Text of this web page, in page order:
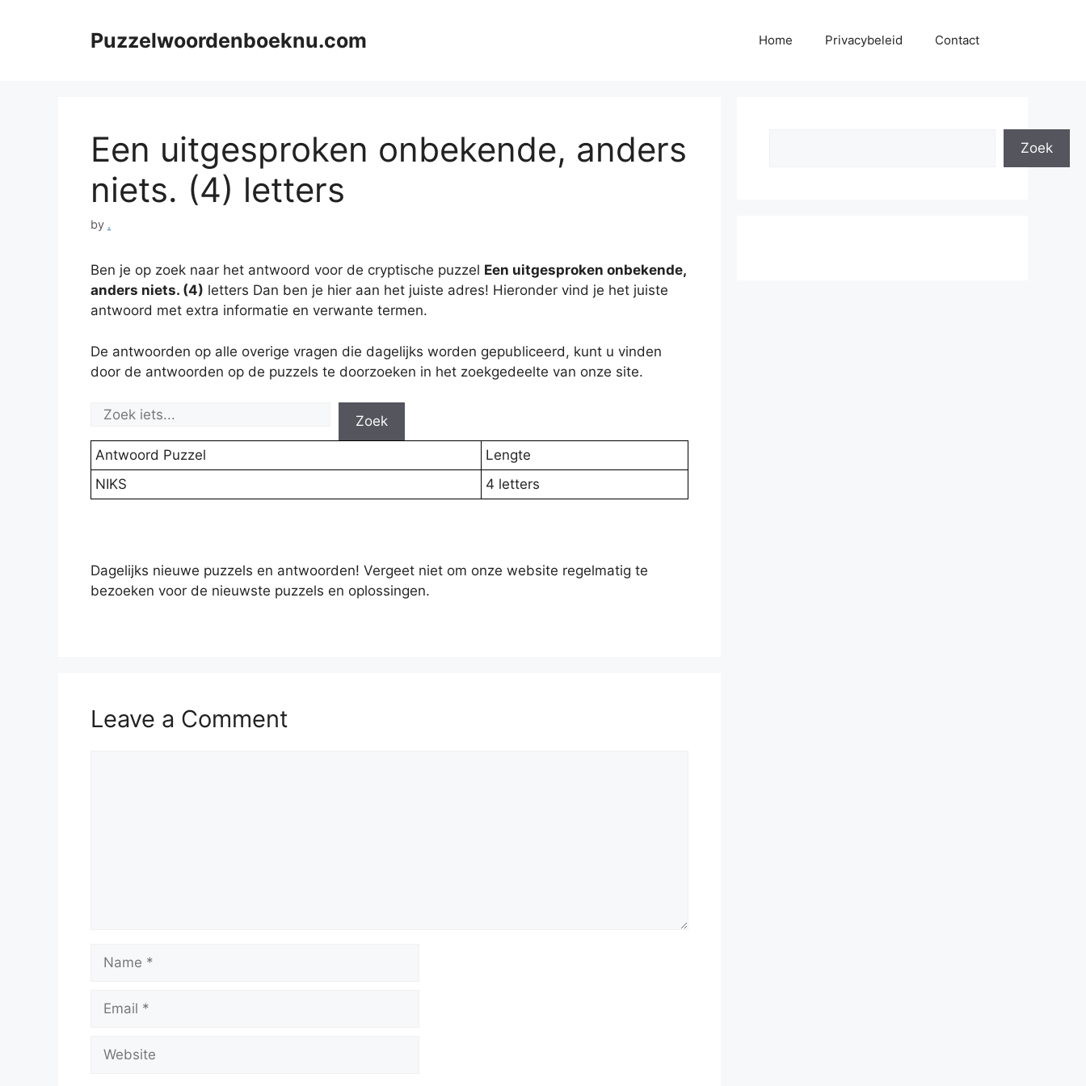
Puzzelwoordenboeknu.com Home Privacybeleid Contact
Een uitgesproken onbekende, anders
niets. (4) letters
by .
Ben je op zoek naar het antwoord voor de cryptische puzzel Een uitgesproken onbekende,
anders niets. (4) letters Dan ben je hier aan het juiste adres! Hieronder vind je het juiste
antwoord met extra informatie en verwante termen.
De antwoorden op alle overige vragen die dagelijks worden gepubliceerd, kunt u vinden
door de antwoorden op de puzzels te doorzoeken in het zoekgedeelte van onze site.
Zoek
Antwoord Puzzel
Lengte
NIKS
4 letters
Dagelijks nieuwe puzzels en antwoorden! Vergeet niet om onze website regelmatig te
bezoeken voor de nieuwste puzzels en oplossingen.
Leave a Comment
Name
Email
Website
Zoek